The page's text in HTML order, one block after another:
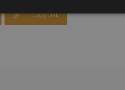
Copy URL